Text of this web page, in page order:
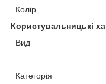
Колір
Користувальницькі
Вид
Категорія